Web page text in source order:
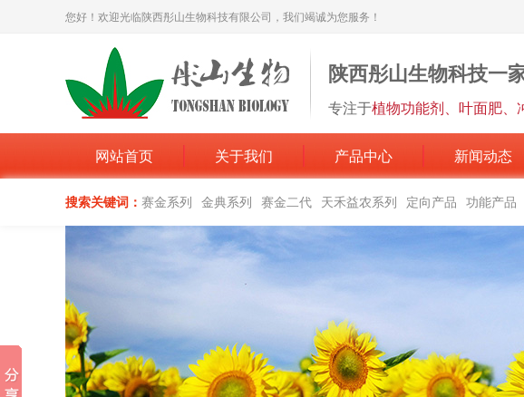
您好！欢迎光临陕西彤山生物科技有限公司，我们竭诚为您服务！
陕西彤山生物科技一
专注于植物功能剂、叶面肥、
网站首页 关于我们 产品中心 新闻动态
搜索关键词： 赛金系列 金典系列 赛金二代 天禾益农系列 定向产品 功能产品